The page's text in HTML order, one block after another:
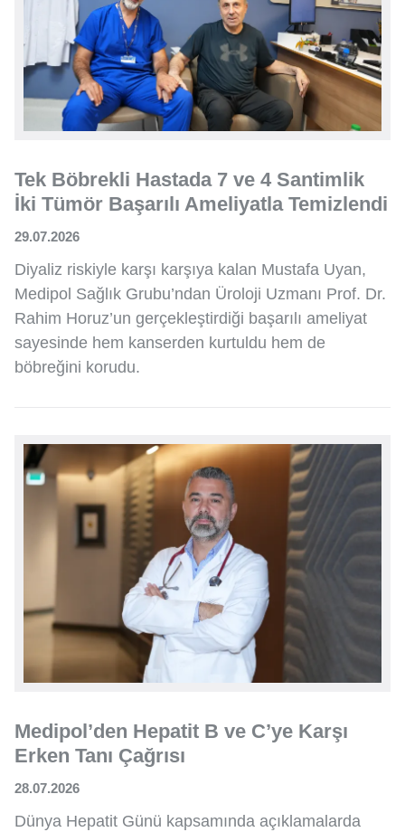
Tek Böbrekli Hastada 7 ve 4 Santimlik
İki Tümör Başarılı Ameliyatla Temizlendi
29.07.2026
Diyaliz riskiyle karşı karşıya kalan Mustafa Uyan,
Medipol Sağlık Grubu’ndan Üroloji Uzmanı Prof. Dr.
Rahim Horuz’un gerçekleştirdiği başarılı ameliyat
sayesinde hem kanserden kurtuldu hem de
böbreğini korudu.
Medipol’den Hepatit B ve C’ye Karşı
Erken Tanı Çağrısı
28.07.2026
Dünya Hepatit Günü kapsamında açıklamalarda